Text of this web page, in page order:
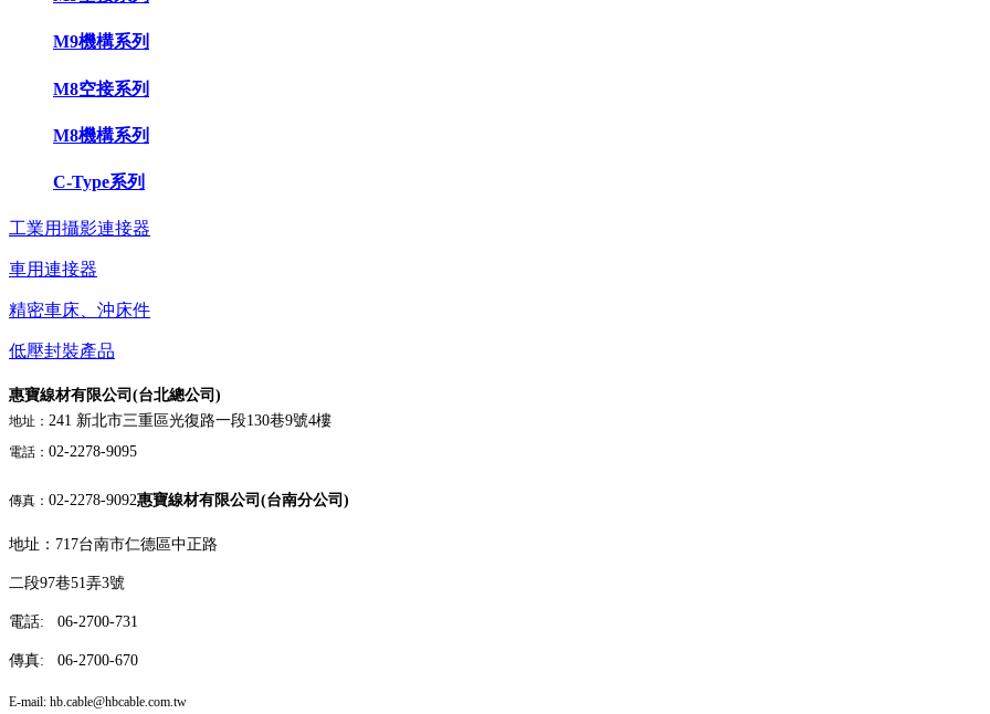
M9機構系列
M8空接系列
M8機構系列
C-Type系列
工業用攝影連接器
車用連接器
精密車床、沖床件
低壓封裝產品
惠寶線材有限公司(台北總公司)
地址： 241 新北市三重區光復路一段130巷9號4樓
電話： 02-2278-9095
傳真： 02-2278-9092惠寶線材有限公司(台南分公司)
地址：717台南市仁德區中正路
二段97巷51弄3號
電話: 06-2700-731
傳真: 06-2700-670
E-mail: hb.cable@hbcable.com.tw